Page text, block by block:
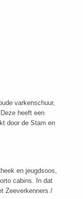
varkenschuur,
heeft een
door de Stam en
en jeugdsoos,
cabins. In dat
Zeeverkenners /